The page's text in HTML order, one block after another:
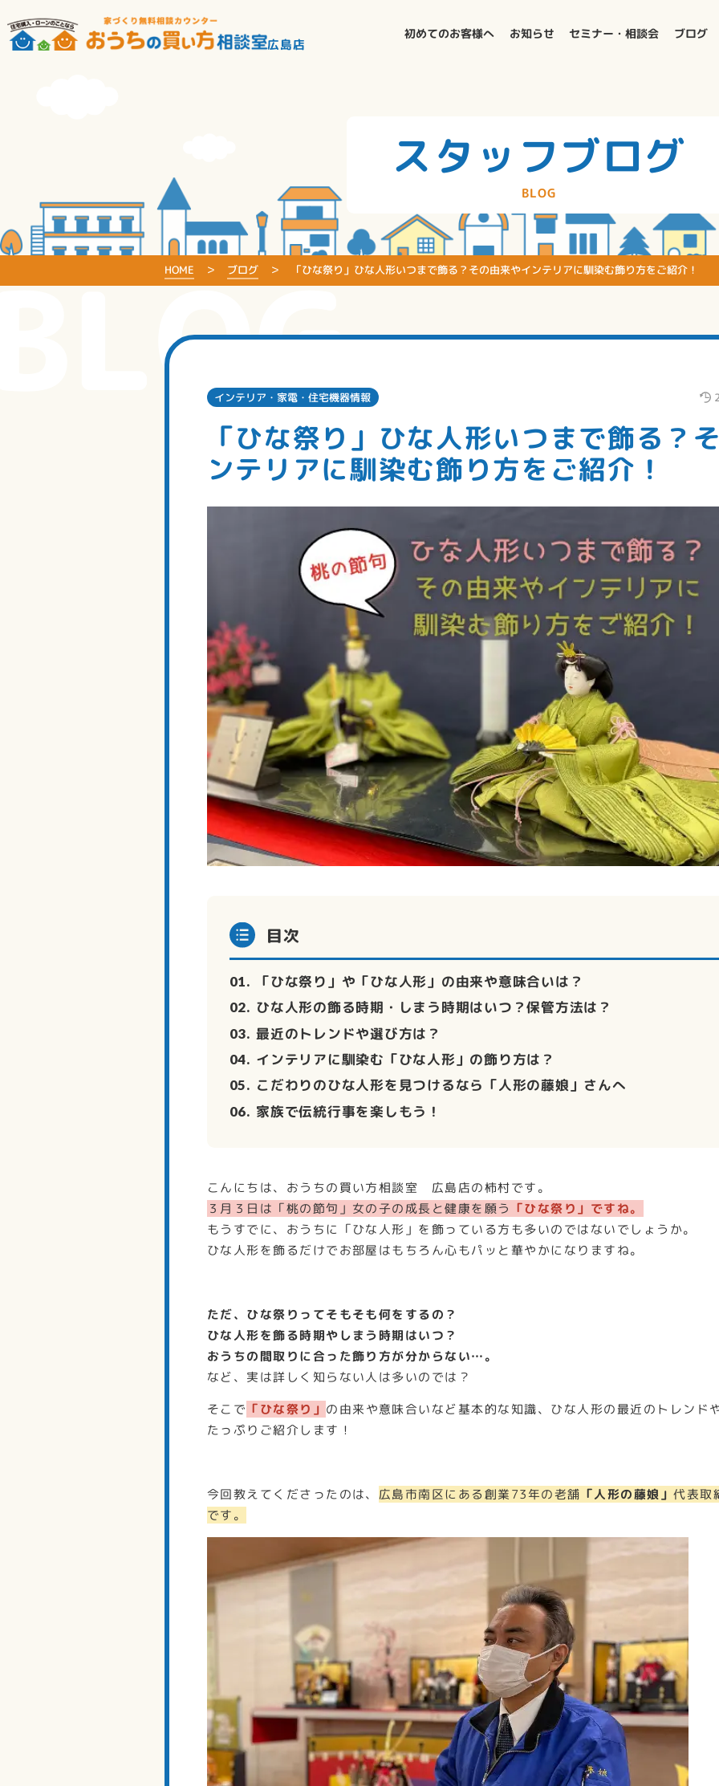
広島店
初めてのお客様へ お知らせ セミナー・相談会 ブログ
スタッフブログ
BLOG
HOME ブログ 「ひな祭り」ひな人形いつまで飾る？その由来やインテリアに馴染む飾り方をご紹介！
インテリア・家電・住宅機器情報
「ひな祭り」ひな人形いつまで飾る？
ンテリアに馴染む飾り方をご紹介！
目次
「ひな祭り」や「ひな人形」の由来や意味合いは？
ひな人形の飾る時期・しまう時期はいつ？保管方法は？
最近のトレンドや選び方は？
インテリアに馴染む「ひな人形」の飾り方は？
こだわりのひな人形を見つけるなら「人形の藤娘」さんへ
家族で伝統行事を楽しもう！
こんにちは、おうちの買い方相談室 広島店の柿村です。
３月３日は「桃の節句」女の子の成長と健康を願う 「ひな祭り」ですね。
もうすでに、おうちに「ひな人形」を飾っている方も多いのではないでしょうか。
ひな人形を飾るだけでお部屋はもちろん心もパッと華やかになりますね。
ただ、ひな祭りってそもそも何をするの？
ひな人形を飾る時期やしまう時期はいつ？
おうちの間取りに合った飾り方が分からない…。
など、実は詳しく知らない人は多いのでは？
そこで 「ひな祭り」 の由来や意味合いなど基本的な知識、ひな人形の最近のトレンド
たっぷりご紹介します！
今回教えてくださったのは、 広島市南区にある創業73年の老舗 「人形の藤娘」代表取
です。